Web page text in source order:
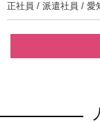
正社員 / 派遣社員 / 愛